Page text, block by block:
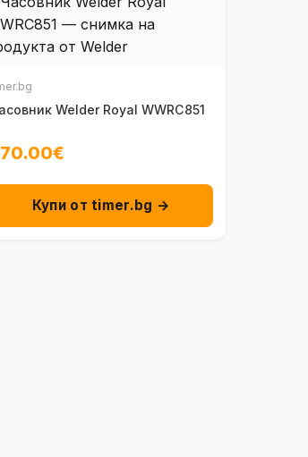
Welder Royal WWRC851
Купи от timer.bg →